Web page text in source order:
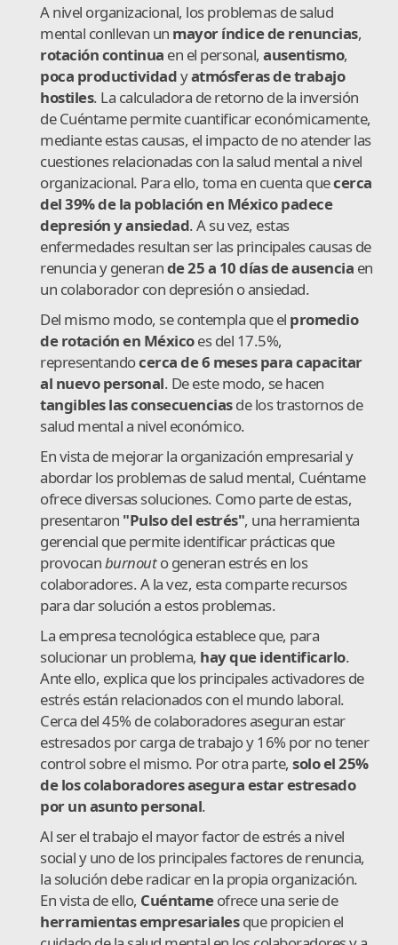
A nivel organizacional, los problemas de salud
mental conllevan un mayor índice de renuncias,
rotación continua en el personal, ausentismo,
poca productividadyatmósferas de trabajo
hostiles. La calculadora de retorno de la inversión
de Cuéntame permite cuantificar económicamente,
mediante estas causas, el impacto de no atender las
cuestiones relacionadas con la salud mental a nivel
organizacional. Para ello, toma en cuenta quecerca
del 39% de la población en México padece
depresión y ansiedad. A su vez, estas
enfermedades resultan ser las principales causas de
renuncia y generande 25 a 10 días de ausencia en
un colaborador con depresión o ansiedad.
Del mismo modo, se contempla que el promedio
de rotación en Méxicoes del 17.5%,
representandocerca de 6 meses para capacitar
al nuevo personal. De este modo, se hacen
tangibles las consecuenciasde los trastornos de
salud mental a nivel económico.
En vista de mejorar la organización empresarial y
abordar los problemas de salud mental, Cuéntame
ofrece diversas soluciones. Como parte de estas,
presentaron "Pulso del estrés", una herramienta
gerencial que permite identificar prácticas que
provocanburnouto generan estrés en los
colaboradores. A la vez, esta comparte recursos
para dar solución a estos problemas.
La empresa tecnológica establece que, para
solucionar un problema, hay que identificarlo.
Ante ello, explica que los principales activadores de
estrés están relacionados con el mundo laboral.
Cerca del 45% de colaboradores aseguran estar
estresados por carga de trabajo y 16% por no tener
control sobre el mismo. Por otra parte, solo el 25%
de los colaboradores asegura estar estresado
por un asunto personal.
Al ser el trabajo el mayor factor de estrés a nivel
social y uno de los principales factores de renuncia,
la solución debe radicar en la propia organización.
En vista de ello, Cuéntameofrece una serie de
herramientas empresarialesque propicien el